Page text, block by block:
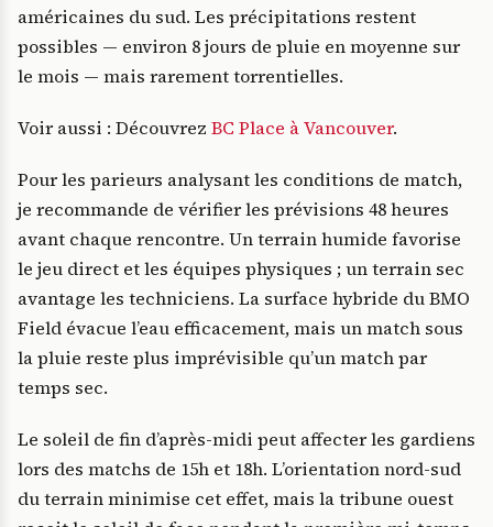
américaines du sud. Les précipitations restent
possibles — environ 8 jours de pluie en moyenne sur
le mois — mais rarement torrentielles.
Voir aussi : Découvrez BC Place à Vancouver.
Pour les parieurs analysant les conditions de match,
je recommande de vérifier les prévisions 48 heures
avant chaque rencontre. Un terrain humide favorise
le jeu direct et les équipes physiques ; un terrain sec
avantage les techniciens. La surface hybride du BMO
Field évacue l’eau efficacement, mais un match sous
la pluie reste plus imprévisible qu’un match par
temps sec.
Le soleil de fin d’après-midi peut affecter les gardiens
lors des matchs de 15h et 18h. L’orientation nord-sud
du terrain minimise cet effet, mais la tribune ouest